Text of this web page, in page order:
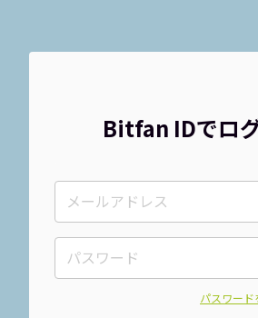
Bitfan IDでロ
パスワード